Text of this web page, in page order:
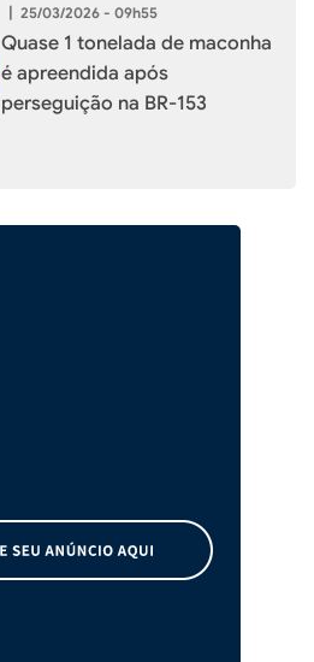
| 25/03/2026 - 09h55
Quase 1 tonelada de maconha
é apreendida após
perseguição na BR-153